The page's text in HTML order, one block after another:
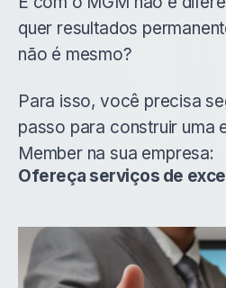
quer resultados
não é mesmo?
Para isso, você precisa
passo para construir uma
Member na sua empresa:
Ofereça serviços de